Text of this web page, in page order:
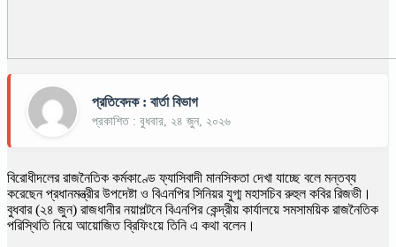
প্রতিবেদক : বার্তা বিভাগ
প্রকাশিত : বুধবার, ২৪ জুন, ২০২৬
বিরোধীদলের রাজনৈতিক কর্মকাণ্ডে ফ্যাসিবাদী মানসিকতা দেখা যাচ্ছে বলে মন্তব্য
করেছেন প্রধানমন্ত্রীর উপদেষ্টা ও বিএনপির সিনিয়র যুগ্ম মহাসচিব রুহুল কবির রিজভী।
বুধবার (২৪ জুন) রাজধানীর নয়াপল্টনে বিএনপির কেন্দ্রীয় কার্যালয়ে সমসাময়িক রাজনৈতিক
পরিস্থিতি নিয়ে আয়োজিত ব্রিফিংয়ে তিনি এ কথা বলেন।